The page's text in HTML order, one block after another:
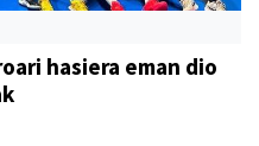
hasiera eman dio